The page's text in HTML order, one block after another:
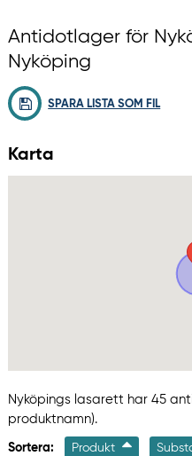
Antidotlager för
Nyköping
SPARA LISTA SOM FIL
Karta
Nyköpings lasarett har 45
produktnamn).
Sortera: Produkt